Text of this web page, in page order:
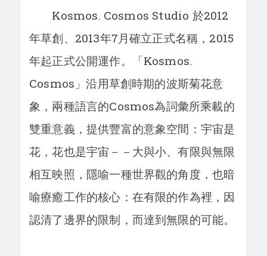
Kosmos. Cosmos Studio 於2012
年草創、2013年7月確立正式名稱，2015
年起正式公開運作。「Kosmos.
Cosmos」沿用草創時期的波斯菊花意
象，兩種語言的Cosmos為詞彙所乘載的
雙重意義，提供豐富的意象空間：宇宙是
花，花也是宇宙－－大與小、有限與無限
相互映照，隱喻一種世界觀的角度，也暗
喻療癒工作的核心：在有限的作為裡，因
認清了邊界的限制，而達到無限的可能。